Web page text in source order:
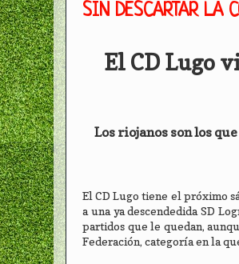
SIN DESCARTAR LA
El CD Lugo
Los riojanos son los
El CD Lugo tiene el próximo
a una ya descendedida SD
partidos que le quedan,
Federación, categoría en la